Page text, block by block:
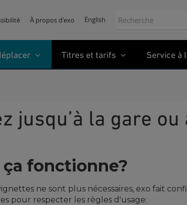
À propos d'exo English
Titres et tarifs Service à
jusqu’à la gare
fonctionne?
ne sont plus nécessaires, exo fait
pour respecter les règles d'usage: